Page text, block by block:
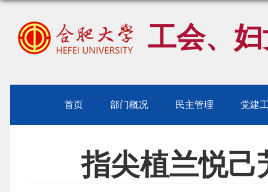
工会、
首页 部门概况 民主管理 党建
指尖植兰悦